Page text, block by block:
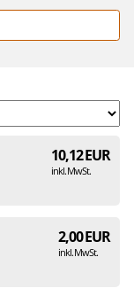
10,12 EUR
inkl. MwSt.
2,00 EUR
inkl. MwSt.